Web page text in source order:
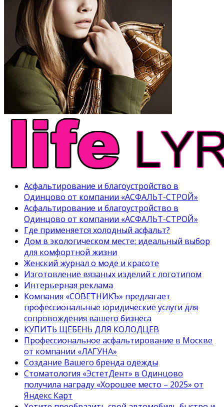
Асфальтирование и благоустройство в
Одинцово от компании «АСФАЛЬТ-СТРОЙ»
Асфальтирование и благоустройство в
Одинцово от компании «АСФАЛЬТ-СТРОЙ»
Где применяется холодный асфальт?
Дом в экологическом месте: идеальный выбор
для комфортной жизни
Женский журнал о моде и красоте
Изготовление вязаных изделий с логотипом
Интерьерная реклама
Компания «СОВЕТНИКЪ» предлагает
профессиональные юридические услуги для
сопровождения вашего бизнеса
КУПИТЬ ЩЕБЕНЬ ДЛЯ КОЛОДЦЕВ
Профессиональное асфальтирование в Москве
от компании «ЛАГУНА»
Создание Вашего бренда одежды
Стоматология «ЭстетДент» в Одинцово
получила награду «Хорошее место – 2025» от
Яндекс Карт